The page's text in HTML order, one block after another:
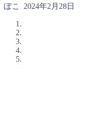
ぽこ 2024年2月28日